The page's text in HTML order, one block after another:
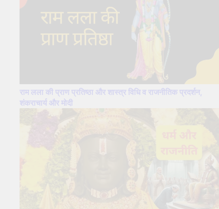
राम लला की प्राण प्रतिष्ठा और शास्त्र विधि व राजनीतिक प्रदर्शन,
शंकराचार्य और मोदी